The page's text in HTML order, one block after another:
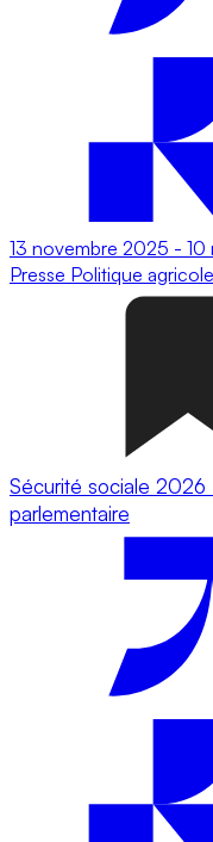
13 novembre 2025 - 10
Presse Politique agricole
Sécurité sociale 2026
parlementaire